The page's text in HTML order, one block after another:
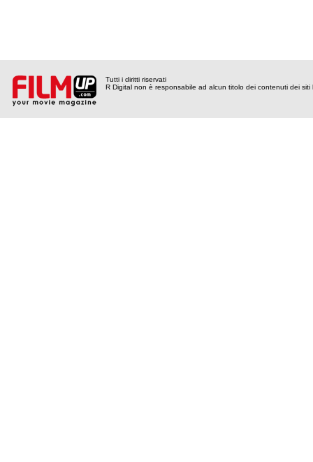
Tutti i diritti riservati
R Digital non è responsabile ad alcun titolo dei contenuti dei siti